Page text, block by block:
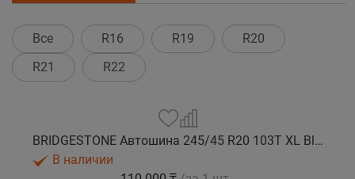
Все R16 R19
R20
R21
R22
BRIDGESTONE Автошина 245/45 R20 103T XL Blizzak DM-V3 зима
В наличии